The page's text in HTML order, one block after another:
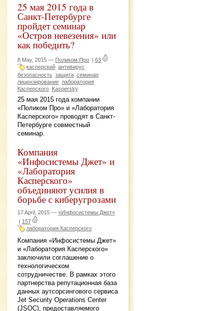
25 мая 2015 года в
Санкт-Петербурге
пройдет семинар
«Остров невезения» или
как победить?
8 May, 2015 — Поликом Про | 63
касперский антивирус
безопасность защита семинар
лицензирование лаборатория
Касперского Kaspersky
25 мая 2015 года компании
«Поликом Про» и «Лаборатория
Касперского» проводят в Санкт-
Петербурге совместный
семинар.
Компания
«Инфосистемы Джет» и
«Лаборатория
Касперского»
объединяют усилия в
борьбе с киберугрозами
17 April, 2015 — «Инфосистемы Джет»
| 157
лаборатория Касперского
Компания «Инфосистемы Джет»
и «Лаборатория Касперского»
заключили соглашение о
технологическом
сотрудничестве. В рамках этого
партнерства репутационная база
данных аутсорсингового сервиса
Jet Security Operations Center
(JSOC), предоставляемого